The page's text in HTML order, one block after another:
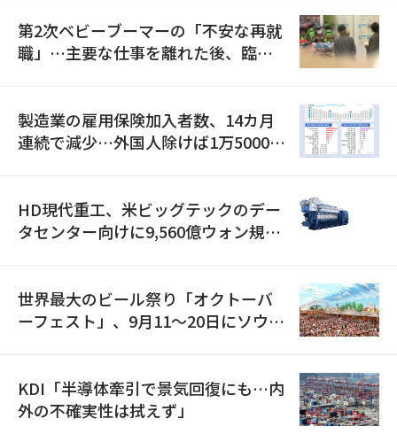
第2次ベビーブーマーの「不安な再就
職」…主要な仕事を離れた後、臨時
製造業の雇用保険加入者数、14カ月
連続で減少…外国人除けば1万5000人
HD現代重工、米ビッグテックのデー
タセンター向けに9,560億ウォン規模
世界最大のビール祭り「オクトーバ
ーフェスト」、9月11〜20日にソウル
KDI「半導体牽引で景気回復にも…内
外の不確実性は拭えず」